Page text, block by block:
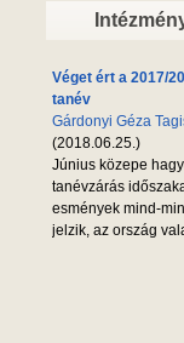
Véget ért a 2017/
tanév
Gárdonyi Géza
(2018.06.25.)
Június közepe
tanévzárás
esmények mind-
jelzik, az ország